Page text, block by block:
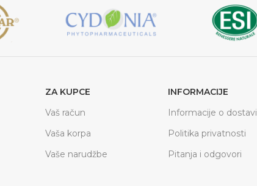
ZA KUPCE
Vaš račun
Vaša korpa
Vaše narudžbe
INFORMACIJE
Informacije o dostavi
Politika privatnosti
Pitanja i odgovori